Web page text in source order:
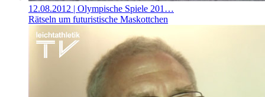
12.08.2012 | Olympische Spiele 201…
Rätseln um futuristische Maskottchen